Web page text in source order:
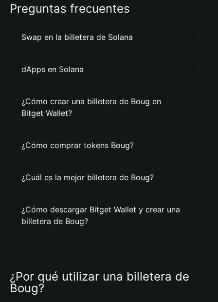
Preguntas frecuentes
Swap en la billetera de Solana
dApps en Solana
¿Cómo crear una billetera de Boug en
Bitget Wallet?
¿Cómo comprar tokens Boug?
¿Cuál es la mejor billetera de Boug?
¿Cómo descargar Bitget Wallet y crear una
billetera de Boug?
¿Por qué utilizar una billetera de
Boug?